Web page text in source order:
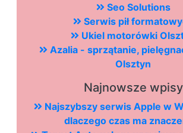
Seo Solutions
Serwis pił
Ukiel motorówki
Azalia - sprzątanie,
Olsztyn
Najnowsze wpisy
Najszybszy serwis Apple w
dlaczego czas ma